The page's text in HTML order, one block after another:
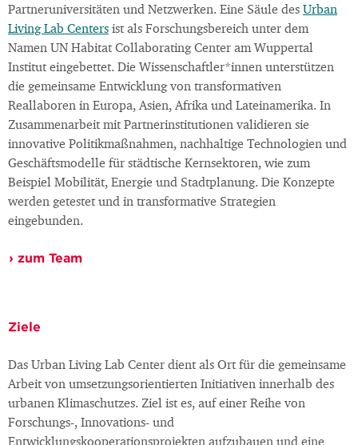
Partneruniversitäten und Netzwerken. Eine Säule des Urban
Living Lab Centers ist als Forschungsbereich unter dem
Namen UN Habitat Collaborating Center am Wuppertal
Institut eingebettet. Die Wissenschaftler*innen unterstützen
die gemeinsame Entwicklung von transformativen
Reallaboren in Europa, Asien, Afrika und Lateinamerika. In
Zusammenarbeit mit Partnerinstitutionen validieren sie
innovative Politikmaßnahmen, nachhaltige Technologien und
Geschäftsmodelle für städtische Kernsektoren, wie zum
Beispiel Mobilität, Energie und Stadtplanung. Die Konzepte
werden getestet und in transformative Strategien
eingebunden.
zum Team
Ziele
Das Urban Living Lab Center dient als Ort für die gemeinsame
Arbeit von umsetzungsorientierten Initiativen innerhalb des
urbanen Klimaschutzes. Ziel ist es, auf einer Reihe von
Forschungs-, Innovations- und